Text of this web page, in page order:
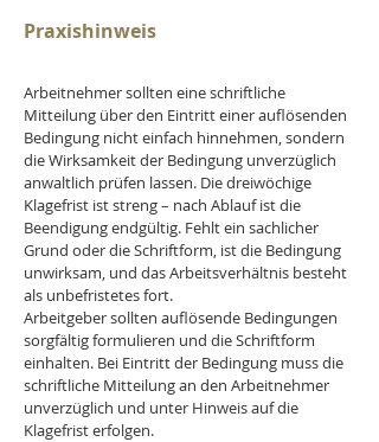
Praxishinweis
Arbeitnehmer sollten eine schriftliche
Mitteilung über den Eintritt einer auflösenden
Bedingung nicht einfach hinnehmen, sondern
die Wirksamkeit der Bedingung unverzüglich
anwaltlich prüfen lassen. Die dreiwöchige
Klagefrist ist streng – nach Ablauf ist die
Beendigung endgültig. Fehlt ein sachlicher
Grund oder die Schriftform, ist die Bedingung
unwirksam, und das Arbeitsverhältnis besteht
als unbefristetes fort.
Arbeitgeber sollten auflösende Bedingungen
sorgfältig formulieren und die Schriftform
einhalten. Bei Eintritt der Bedingung muss die
schriftliche Mitteilung an den Arbeitnehmer
unverzüglich und unter Hinweis auf die
Klagefrist erfolgen.